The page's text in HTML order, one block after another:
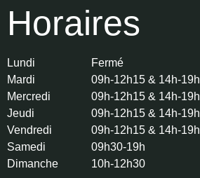
Horaires
Lundi
Fermé
Mardi
09h-12h15 & 14h-19h
Mercredi
09h-12h15 & 14h-19h
Jeudi
09h-12h15 & 14h-19h
Vendredi
09h-12h15 & 14h-19h
Samedi
09h30-19h
Dimanche
10h-12h30